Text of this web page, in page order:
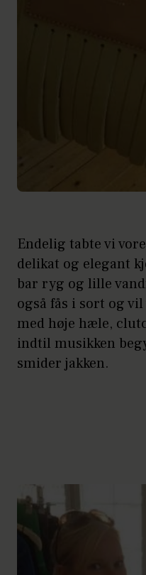
Endelig tabte vi
delikat og elegant
bar ryg og lille
også fås i sort og
med høje hæle,
indtil musikken
smider jakken.